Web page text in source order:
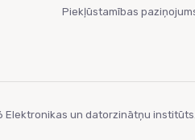
Piekļūstamības
Elektronikas un datorzinātņu